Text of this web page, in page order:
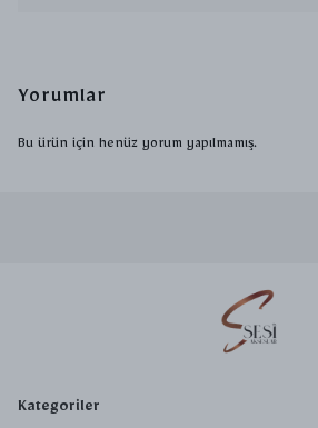
Yorumlar
Bu ürün için henüz yorum yapılmamış.
Kategoriler